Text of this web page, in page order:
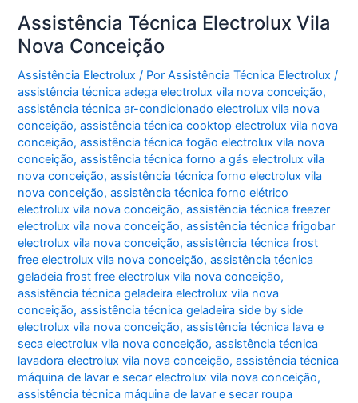
Assistência Técnica Electrolux Vila
Nova Conceição
Assistência Electrolux / PorAssistência Técnica Electrolux/
assistência técnica adega electrolux vila nova conceição,
assistência técnica ar-condicionado electrolux vila nova
conceição,assistência técnica cooktop electrolux vila nova
conceição,assistência técnica fogão electrolux vila nova
conceição,assistência técnica forno a gás electrolux vila
nova conceição,assistência técnica forno electrolux vila
nova conceição,assistência técnica forno elétrico
electrolux vila nova conceição,assistência técnica freezer
electrolux vila nova conceição,assistência técnica frigobar
electrolux vila nova conceição,assistência técnica frost
free electrolux vila nova conceição,assistência técnica
geladeia frost free electrolux vila nova conceição,
assistência técnica geladeira electrolux vila nova
conceição,assistência técnica geladeira side by side
electrolux vila nova conceição,assistência técnica lava e
seca electrolux vila nova conceição,assistência técnica
lavadora electrolux vila nova conceição,assistência técnica
máquina de lavar e secar electrolux vila nova conceição,
assistência técnica máquina de lavar e secar roupa